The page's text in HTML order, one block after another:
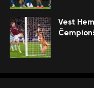
Vest